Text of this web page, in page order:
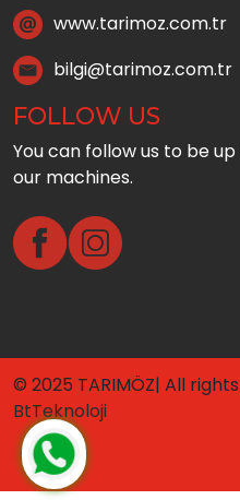
www.tarimoz.com.tr
bilgi@tarimoz.com.tr
FOLLOW US
You can follow us to be
our machines.
© 2025 TARIMÖZ| All
BtTeknoloji